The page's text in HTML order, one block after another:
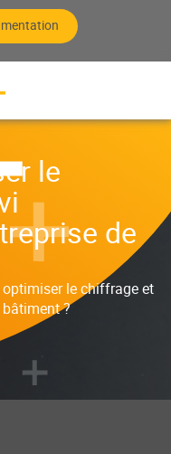
le
de
le chiffrage et
bâtiment ?